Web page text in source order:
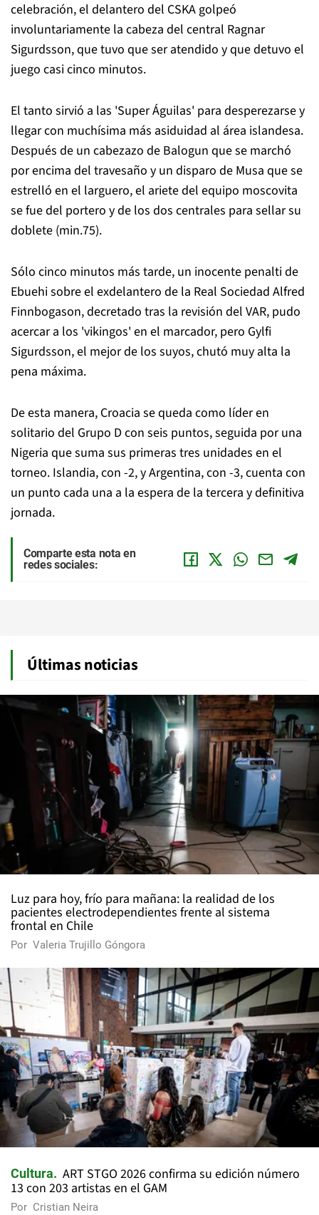
celebración, el delantero del CSKA golpeó
involuntariamente la cabeza del central Ragnar
Sigurdsson, que tuvo que ser atendido y que detuvo el
juego casi cinco minutos.
El tanto sirvió a las 'Super Águilas' para desperezarse y
llegar con muchísima más asiduidad al área islandesa.
Después de un cabezazo de Balogun que se marchó
por encima del travesaño y un disparo de Musa que se
estrelló en el larguero, el ariete del equipo moscovita
se fue del portero y de los dos centrales para sellar su
doblete (min.75).
Sólo cinco minutos más tarde, un inocente penalti de
Ebuehi sobre el exdelantero de la Real Sociedad Alfred
Finnbogason, decretado tras la revisión del VAR, pudo
acercar a los 'vikingos' en el marcador, pero Gylfi
Sigurdsson, el mejor de los suyos, chutó muy alta la
pena máxima.
De esta manera, Croacia se queda como líder en
solitario del Grupo D con seis puntos, seguida por una
Nigeria que suma sus primeras tres unidades en el
torneo. Islandia, con -2, y Argentina, con -3, cuenta con
un punto cada una a la espera de la tercera y definitiva
jornada.
Comparte esta nota en
redes sociales:
Últimas noticias
Luz para hoy, frío para mañana: la realidad de los
pacientes electrodependientes frente al sistema
frontal en Chile
Por Valeria Trujillo Góngora
Cultura
ART STGO 2026 confirma su edición número
13 con 203 artistas en el GAM
Por Cristian Neira